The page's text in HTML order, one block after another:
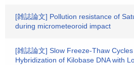
[雑誌論文] Pollution resistance of
during micrometeoroid impact
[雑誌論文] Slow Freeze‐Thaw
Hybridization of Kilobase DNA with